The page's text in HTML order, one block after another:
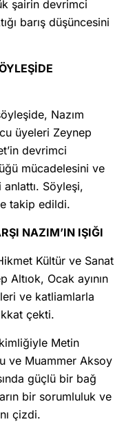
şairin devrimci
barış düşüncesini
Nazım
üyeleri Zeynep
devrimci
mücadelesini ve
Söyleşi,
takip edildi.
NAZIM’IN IŞIĞI
Kültür ve Sanat
Altıok, Ocak ayının
ve katliamlarla
çekti.
Metin
ve Muammer Aksoy
güçlü bir bağ
bir sorumluluk ve
çizdi.